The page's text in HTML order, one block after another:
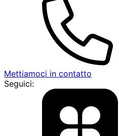
Mettiamoci in contatto
Seguici: